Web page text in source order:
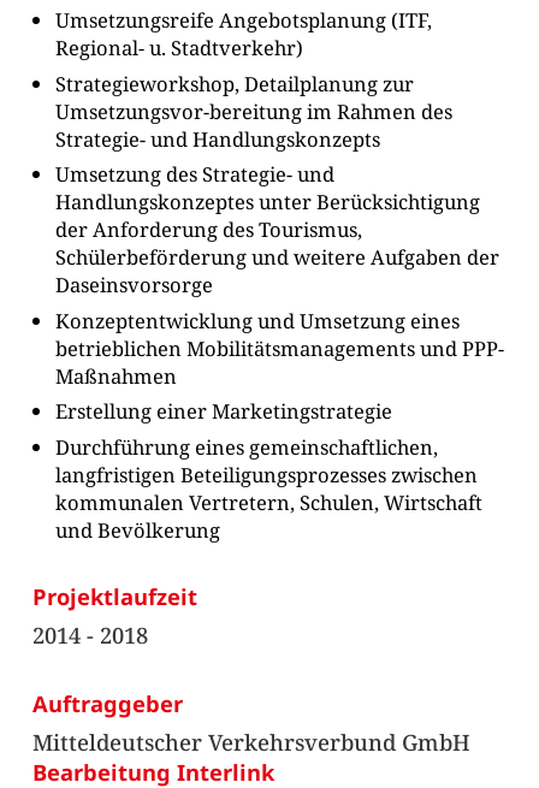
Umsetzungsreife Angebotsplanung (ITF,
Regional- u. Stadtverkehr)
Strategieworkshop, Detailplanung zur
Umsetzungsvor-bereitung im Rahmen des
Strategie- und Handlungskonzepts
Umsetzung des Strategie- und
Handlungskonzeptes unter Berücksichtigung
der Anforderung des Tourismus,
Schülerbeförderung und weitere Aufgaben der
Daseinsvorsorge
Konzeptentwicklung und Umsetzung eines
betrieblichen Mobilitätsmanagements und PPP-
Maßnahmen
Erstellung einer Marketingstrategie
Durchführung eines gemeinschaftlichen,
langfristigen Beteiligungsprozesses zwischen
kommunalen Vertretern, Schulen, Wirtschaft
und Bevölkerung
Projektlaufzeit
2014 - 2018
Auftraggeber
Mitteldeutscher Verkehrsverbund GmbH
Bearbeitung Interlink